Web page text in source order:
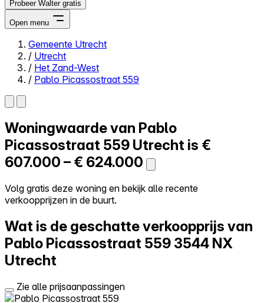
Probeer Walter gratis
Open menu
Close menu
Zelf kopen
Alles-in-één
Reviews
Prijzen
Log in
Probeer Walter gratis
Gemeente Utrecht
/ Utrecht
/ Het Zand-West
/ Pablo Picassostraat 559
Woningwaarde van Pablo
Picassostraat 559 Utrecht is €
607.000 – € 624.000
Volg gratis deze woning en bekijk alle recente
verkoopprijzen in de buurt.
Wat is de geschatte verkoopprijs van
Pablo Picassostraat 559 3544 NX
Utrecht
Zie alle prijsaanpassingen